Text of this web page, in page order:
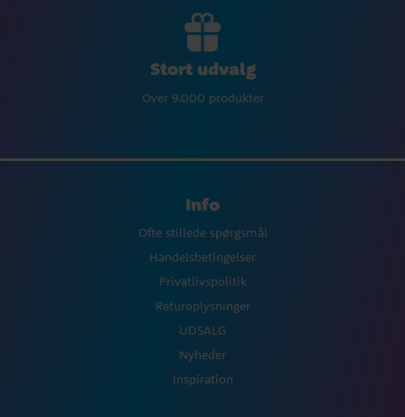
Stort udvalg
Over 9.000 produkter
Info
Ofte stillede spørgsmål
Handelsbetingelser
Privatlivspolitik
Returoplysninger
UDSALG
Nyheder
Inspiration